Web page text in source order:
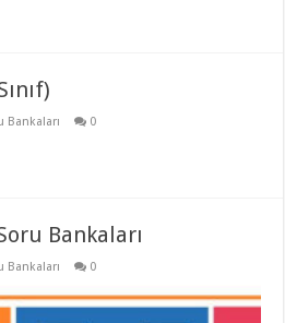
Bankaları 0
Bankaları
Bankaları 0